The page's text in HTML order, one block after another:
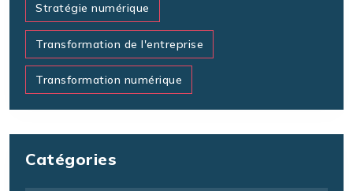
Stratégie numérique
Transformation de l'entreprise
Transformation numérique
Catégories